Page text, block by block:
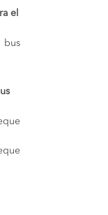
el
bus